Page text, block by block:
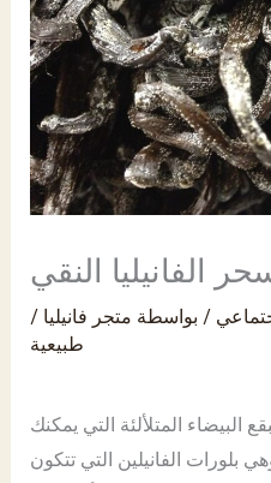
الفانيليا النقي
/ / بواسطة متجر فانيليا
طبيعية
البيضاء المتلألئة التي يمكنك
بلورات الفانيلين التي تتكون